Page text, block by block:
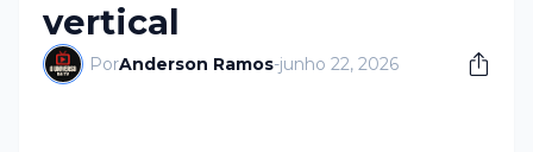
vertical
PorAnderson Ramos-junho 22, 2026